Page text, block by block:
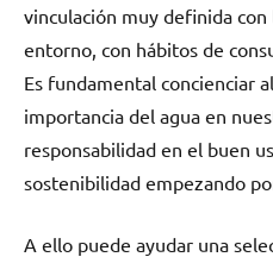
vinculación muy definida
entorno, con hábitos de
Es fundamental concienciar
importancia del agua en
responsabilidad en el buen
sostenibilidad empezando
A ello puede ayudar una